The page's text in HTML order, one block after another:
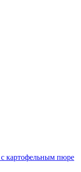
с картофельным пюре